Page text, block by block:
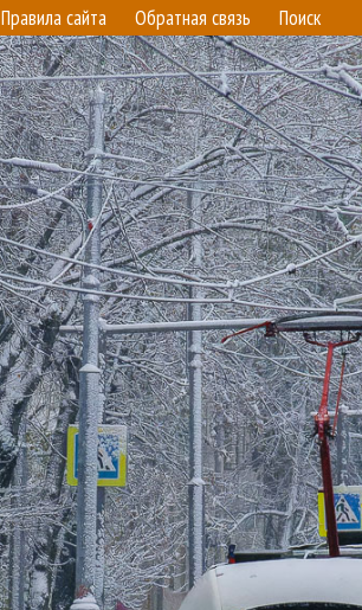
Правила сайта Обратная связь Поиск